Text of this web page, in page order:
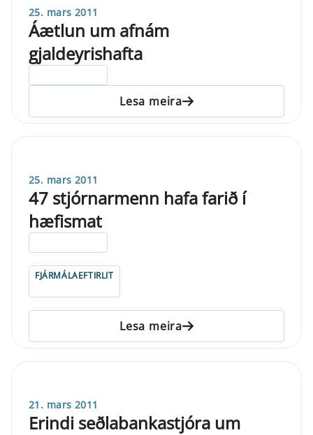
25. mars 2011
Áætlun um afnám
gjaldeyrishafta
Lesa meira
25. mars 2011
47 stjórnarmenn hafa farið í
hæfismat
FJÁRMÁLAEFTIRLIT
Lesa meira
21. mars 2011
Erindi seðlabankastjóra um